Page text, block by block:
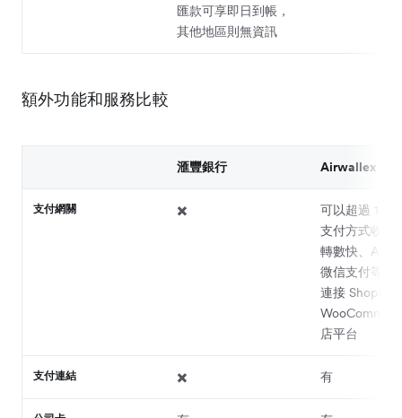
匯款可享即日到帳，
其他地區則無資訊
額外功能和服務比較
滙豐銀行 Airwallex
支付網關 ✖️
可以超過 160
支付方式收款
轉數快、
微信支付等等
連接 Shopify
店平台
支付連結 ✖️ 有